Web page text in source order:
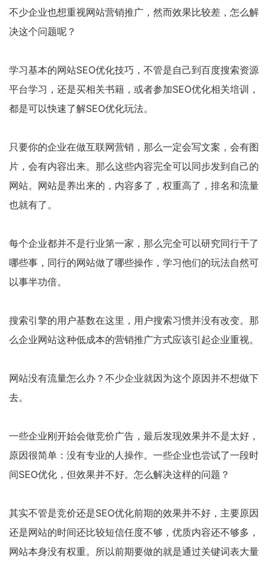
不少企业也想重视网站营销推广，然而效果比较差，怎么解
决这个问题呢？
学习基本的网站SEO优化技巧，不管是自己到百度搜索资源
平台学习，还是买相关书籍，或者参加SEO优化相关培训，
都是可以快速了解SEO优化玩法。
只要你的企业在做互联网营销，那么一定会写文案，会有图
片，会有内容出来。那么这些内容完全可以同步发到自己的
网站。网站是养出来的，内容多了，权重高了，排名和流量
也就有了。
每个企业都并不是行业第一家，那么完全可以研究同行干了
哪些事，同行的网站做了哪些操作，学习他们的玩法自然可
以事半功倍。
搜索引擎的用户基数在这里，用户搜索习惯并没有改变。那
么企业网站这种低成本的营销推广方式应该引起企业重视。
网站没有流量怎么办？不少企业就因为这个原因并不想做下
去。
一些企业刚开始会做竞价广告，最后发现效果并不是太好，
原因很简单：没有专业的人操作。一些企业也尝试了一段时
间SEO优化，但效果并不好。怎么解决这样的问题？
其实不管是竞价还是SEO优化前期的效果并不好，主要原因
还是网站的时间还比较短信任度不够，优质内容还不够多，
网站本身没有权重。所以前期要做的就是通过关键词表大量